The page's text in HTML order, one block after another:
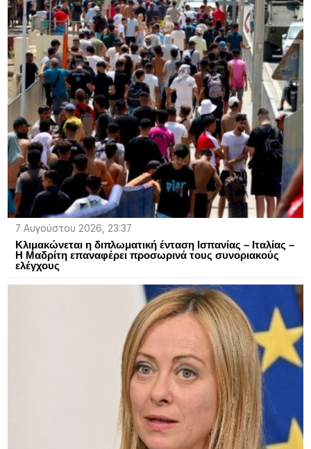
7 Αυγούστου 2026, 23:37
Κλιμακώνεται η διπλωματική ένταση Ισπανίας – Ιταλίας –
Η Μαδρίτη επαναφέρει προσωρινά τους συνοριακούς
ελέγχους